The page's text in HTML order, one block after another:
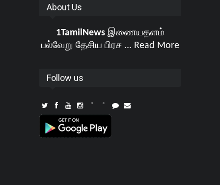
About Us
1TamilNewsஇணையதளம்
பல்வேறு தேசிய பிரச ... Read More
Follow us